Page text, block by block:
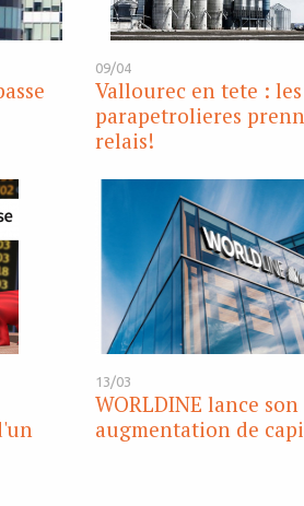
09/04
Vallourec en tete : les
parapetrolieres
relais!
13/03
WORLDINE lance son
augmentation de